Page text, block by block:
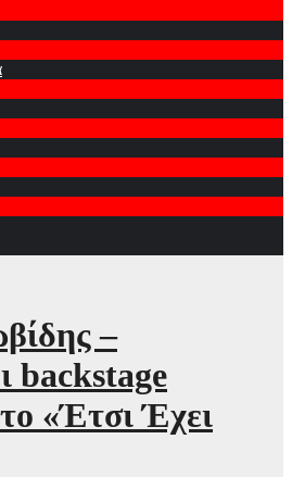
–
backstage
«Έτσι Έχει